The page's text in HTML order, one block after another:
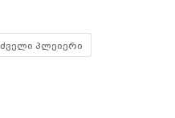
ძველი პლეიერი